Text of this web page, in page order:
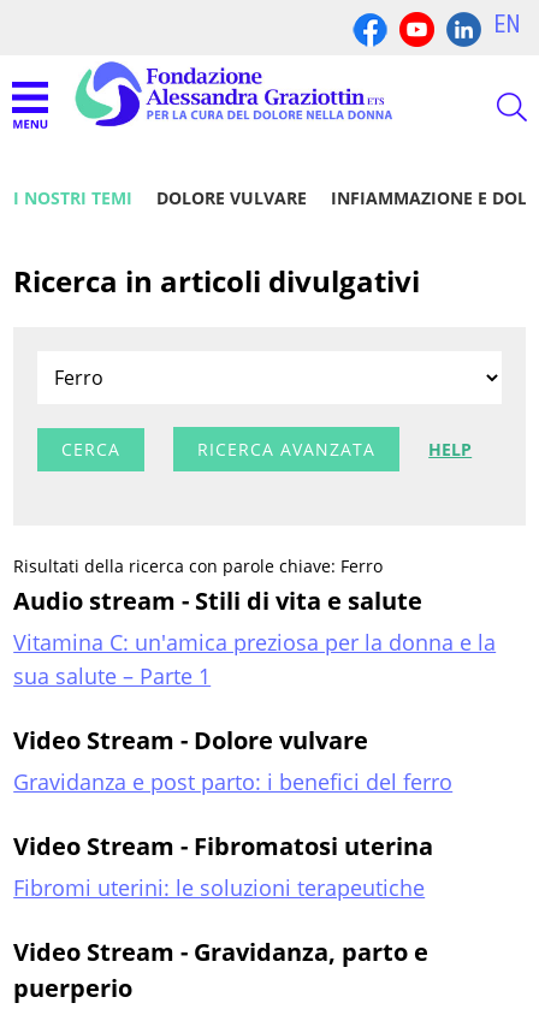
EN
I NOSTRI TEMI DOLORE VULVARE INFIAMMAZIONE E
Ricerca in articoli divulgativi
RICERCA AVANZATA HELP
Risultati della ricerca con parole chiave: Ferro
Audio stream - Stili di vita e salute
Vitamina C: un'amica preziosa per la donna e la
sua salute – Parte 1
Video Stream - Dolore vulvare
Gravidanza e post parto: i benefici del ferro
Video Stream - Fibromatosi uterina
Fibromi uterini: le soluzioni terapeutiche
Video Stream - Gravidanza, parto e
puerperio